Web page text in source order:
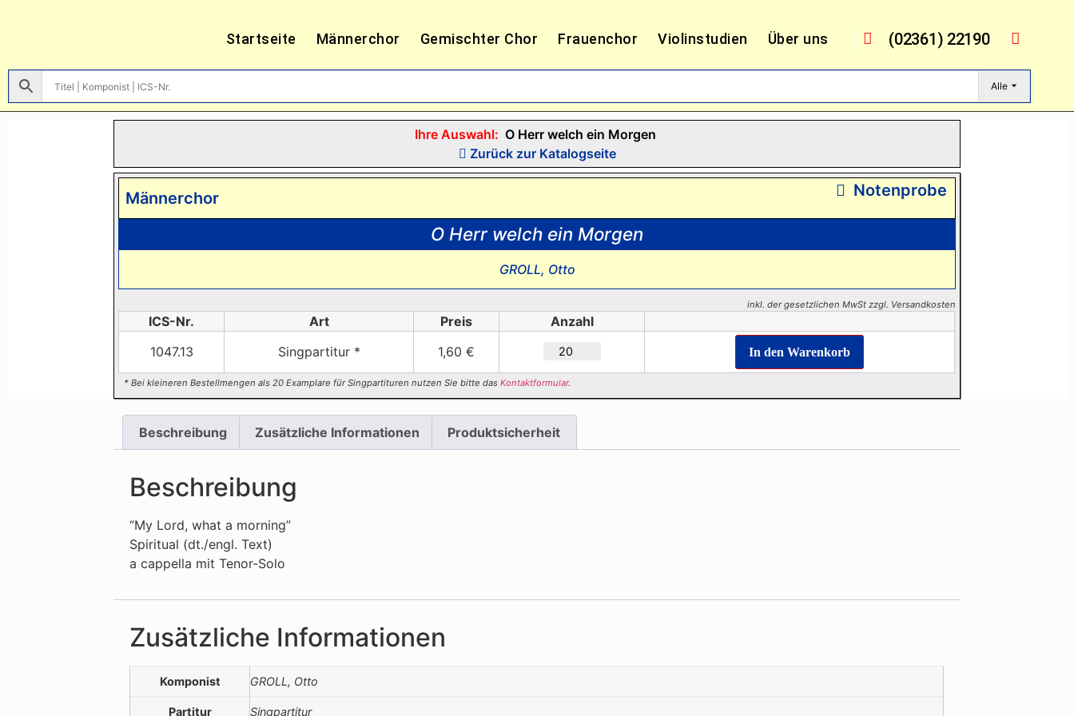
Startseite Männerchor Gemischter Chor Frauenchor Violinstudien Über uns (02361) 22190
Alle
Ihre Auswahl: O Herr welch ein Morgen
Zurück zur Katalogseite
Männerchor Notenprobe
O Herr welch ein Morgen
GROLL, Otto
inkl. der gesetzlichen MwSt zzgl. Versandkosten
ICS-Nr. Art Preis
Anzahl
1047.13
Singpartitur * 1,60 €
* Bei kleineren Bestellmengen als 20 Examplare für Singpartituren nutzen Sie bitte das Kontaktformular.
Beschreibung Zusätzliche Informationen Produktsicherheit
Beschreibung
“My Lord, what a morning”
Spiritual (dt./engl. Text)
a cappella mit Tenor-Solo
Zusätzliche Informationen
Komponist GROLL, Otto
Partitur Singpartitur